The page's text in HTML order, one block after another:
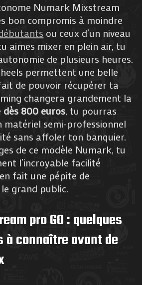
Numark Mixstream
bon compromis à moindre
ou ceux d’un niveau
aimes mixer en plein air, tu
de plusieurs heures.
permettent une belle
de pouvoir récupérer ta
changera grandement la
dès 800 euros, tu pourras
matériel semi-professionnel
sans affoler ton banquier.
de ce modèle Numark, tu
l’incroyable facilité
fait une pépite de
grand public.
pro GO : quelques
connaître avant de